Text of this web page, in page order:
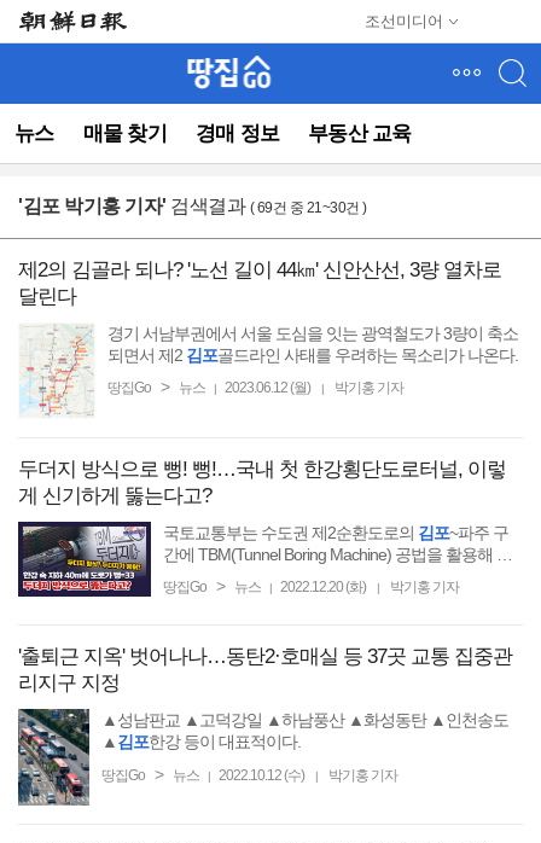
조선미디어
뉴스 매물 찾기 경매 정보 부동산 교육
뉴
(컨
영
'김포 박기홍 기자' 검색결과 ( 69건 중 21~30건 )
제2의 김골라 되나? '노선 길이 44㎞' 신안산선, 3량 열차로
달린다
경기 서남부권에서 서울 도심을 잇는 광역철도가 3량이 축소
되면서 제2 김포골드라인 사태를 우려하는 목소리가 나온다.
땅집Go > 뉴스 2023.06.12 (월) 박기홍 기자
두더지 방식으로 뻥! 뻥!…국내 첫 한강횡단도로터널, 이렇
게 신기하게 뚫는다고?
국토교통부는 수도권 제2순환도로의 김포~파주 구
간에 TBM(Tunnel Boring Machine) 공법을 활용해 한
식에서는 장비
땅집Go > 뉴스 2022.12.20 (화) 박기홍 기자
'출퇴근 지옥' 벗어나나…동탄2·호매실 등 37곳 교통 집중관
리지구 지정
▲성남판교 ▲고덕강일 ▲하남풍산 ▲화성동탄 ▲인천송도
▲김포한강 등이 대표적이다.
땅집Go > 뉴스 | 2022.10.12 (수) | 박기홍 기자